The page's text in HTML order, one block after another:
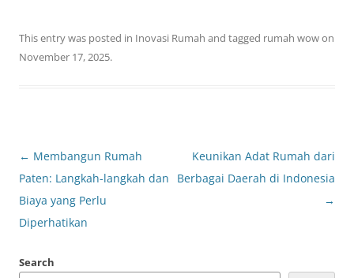
This entry was posted in Inovasi Rumah and tagged rumah wowon
November 17, 2025.
Post
navigation
← Membangun Rumah
Paten: Langkah-langkah dan
Biaya yang Perlu
Diperhatikan
Keunikan Adat Rumah dari
Berbagai Daerah di Indonesia
→
Search